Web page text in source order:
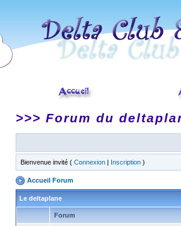
>>> Forum du
Bienvenue invité ( Connexion | Inscription )
Accueil Forum
Le deltaplane
Forum